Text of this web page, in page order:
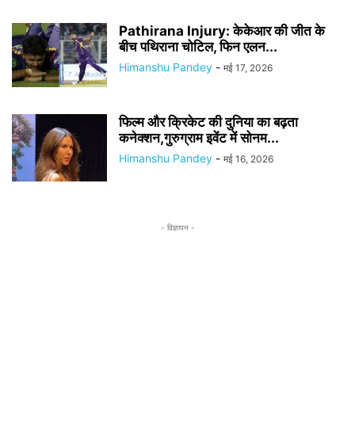
Pathirana Injury: केकेआर की जीत के
बीच पथिराना चोटिल, फिन एलन...
Himanshu Pandey - मई 17, 2026
फिल्म और क्रिकेट की दुनिया का बढ़ता
कनेक्शन,गुरुग्राम इवेंट में सोनम...
Himanshu Pandey - मई 16, 2026
- विज्ञापन -